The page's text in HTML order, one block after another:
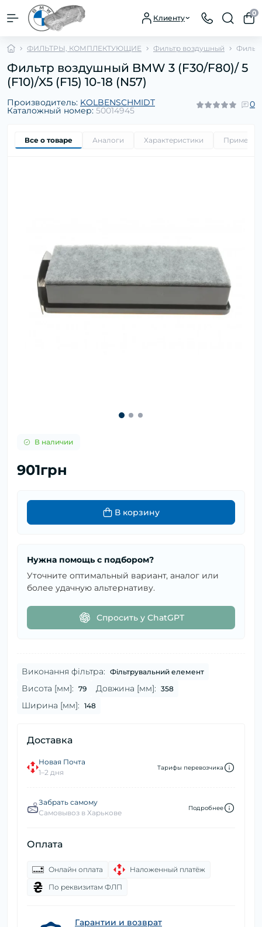
Клиенту
0
ФИЛЬТРЫ, КОМПЛЕКТУЮЩИЕ Фильтр воздушный
Фильтр воздушный BMW 3 (F30/F80)/ 5
(F10)/X5 (F15) 10-18 (N57)
Производитель: KOLBENSCHMIDT
Каталожный номер: 50014945
0
Все о товаре Аналоги Характеристики
В наличии
901грн
В корзину
Нужна помощь с подбором?
Уточните оптимальный вариант, аналог или
более удачную альтернативу.
Спросить у ChatGPT
Виконання фільтра: Фільтрувальний елемент
Висота [мм]: 79 Довжина [мм]: 358
Ширина [мм]: 148
Доставка
Новая Почта
1–2 дня
Тарифы перевозчика
Забрать самому
Самовывоз в Харькове
Подробнее
Оплата
Онлайн оплата
Наложенный платёж
По реквизитам ФЛП
Гарантии и возврат